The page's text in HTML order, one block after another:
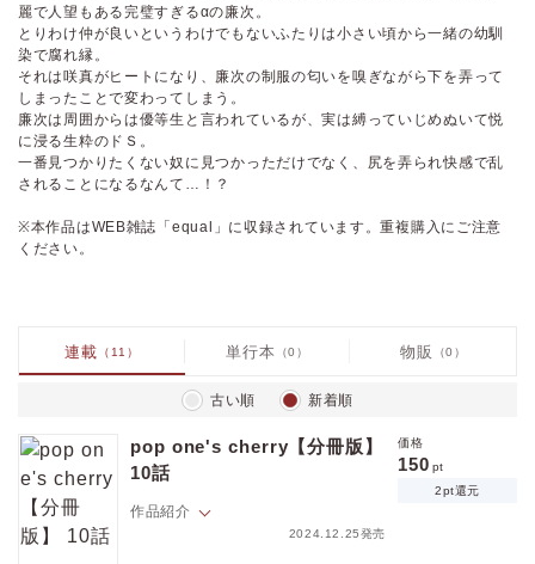
麗で人望もある完璧すぎるαの廉次。
とりわけ仲が良いというわけでもないふたりは小さい頃から一緒の幼馴
染で腐れ縁。
それは咲真がヒートになり、廉次の制服の匂いを嗅ぎながら下を弄って
しまったことで変わってしまう。
廉次は周囲からは優等生と言われているが、実は縛っていじめぬいて悦
に浸る生粋のドＳ。
一番見つかりたくない奴に見つかっただけでなく、尻を弄られ快感で乱
されることになるなんて…！？
※本作品はWEB雑誌「equal」に収録されています。重複購入にご注意
ください。
連載 （11） 単行本 （0） 物販 （0）
古い順 新着順
pop one's cherry【分冊版】
10話
作品紹介
2024.12.25発売
価格
150 pt
2pt還元